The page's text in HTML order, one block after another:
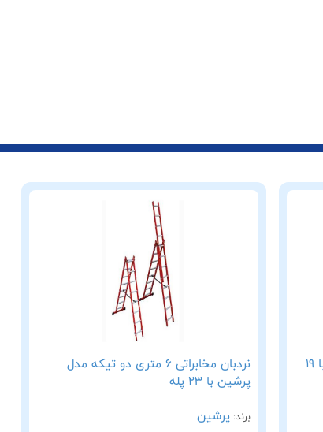
نردبان مخابراتی 5 متری مدل پرشین با 19
نردبان مخابراتی 6 متری دو تیکه مدل
پرشین با 23 پله
برند:پرشین